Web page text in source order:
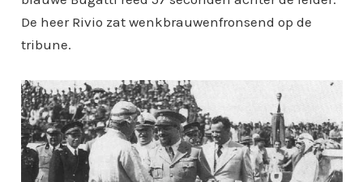
De heer Rivio zat wenkbrauwenfronsend op de
tribune.